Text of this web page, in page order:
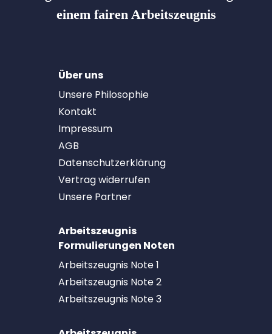
einem fairen Arbeitszeugnis
Über uns
Unsere Philosophie
Kontakt
Impressum
AGB
Datenschutzerklärung
Vertrag widerrufen
Unsere Partner
Arbeitszeugnis
Formulierungen Noten
Arbeitszeugnis Note 1
Arbeitszeugnis Note 2
Arbeitszeugnis Note 3